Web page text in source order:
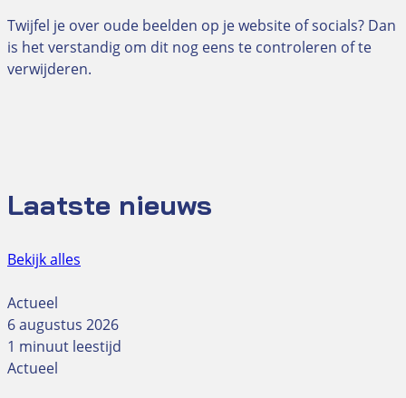
Twijfel je over oude beelden op je website of socials? Dan
is het verstandig om dit nog eens te controleren of te
verwijderen.
Laatste nieuws
Bekijk alles
Actueel
6 augustus 2026
1 minuut leestijd
Actueel